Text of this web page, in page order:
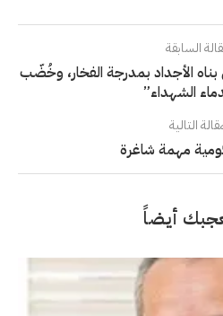
السابقة
الأجداد بمدرجة الفخار، وخُضّب
الشهداء”
التالية
مهمة شاغرة
أيضاً